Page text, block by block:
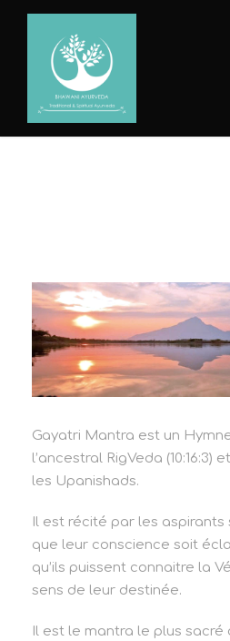
Gayatri Mantra est un
l’ancestral RigVeda (10:16:3)
les Upanishads.
Il est récité par les
que leur conscience soit
qu’ils puissent connaitre la
sens de leur destinée.
Il est le mantra le plus sacré